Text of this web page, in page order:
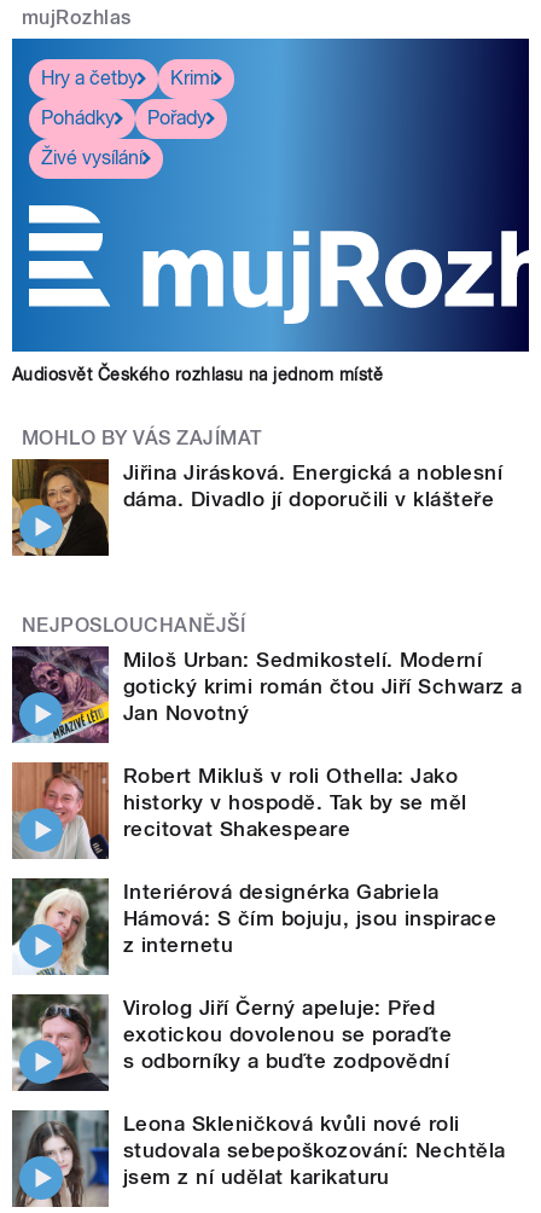
mujRozhlas
Hry a četby
Krimi
Pohádky
Pořady
Živé vysílání
Audiosvět Českého rozhlasu na jednom místě
MOHLO BY VÁS ZAJÍMAT
Jiřina Jirásková. Energická a noblesní
dáma. Divadlo jí doporučili v klášteře
NEJPOSLOUCHANĚJŠÍ
Miloš Urban: Sedmikostelí. Moderní
gotický krimi román čtou Jiří Schwarz a
Jan Novotný
Robert Mikluš v roli Othella: Jako
historky v hospodě. Tak by se měl
recitovat Shakespeare
Interiérová designérka Gabriela
Hámová: S čím bojuju, jsou inspirace
z internetu
Virolog Jiří Černý apeluje: Před
exotickou dovolenou se poraďte
s odborníky a buďte zodpovědní
Leona Skleničková kvůli nové roli
studovala sebepoškozování: Nechtěla
jsem z ní udělat karikaturu